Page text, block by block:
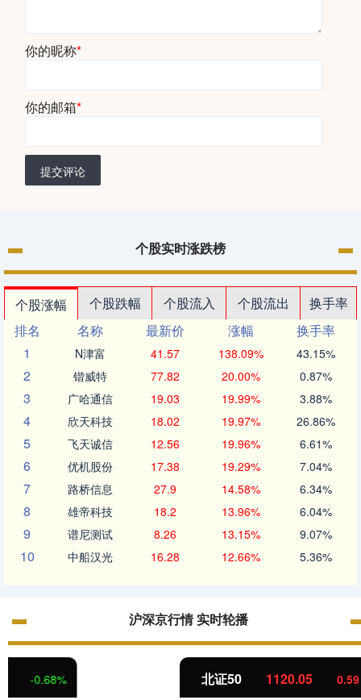
你的昵称*
你的邮箱*
提交评论
个股实时涨跌榜
个股涨幅 个股跌幅 个股流入 个股流出
换手率
排名
名称 最新价 涨幅
换手率
1
N津富 41.57 138.09% 43.15%
2 锴威特 77.82 20.00% 0.87%
3 广哈通信 19.03 19.99% 3.88%
4 欣天科技 18.02 19.97% 26.86%
5 飞天诚信 12.56 19.96% 6.61%
6 优机股份 17.38 19.29% 7.04%
7 路桥信息 27.9 14.58% 6.34%
8 雄帝科技 18.2 13.96% 6.04%
9 谱尼测试 8.26 13.15% 9.07%
10 中船汉光 16.28 12.66% 5.36%
沪深京行情 实时轮播
0.59 0.05%